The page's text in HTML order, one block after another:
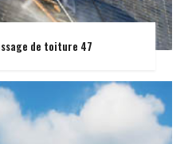
de toiture 47